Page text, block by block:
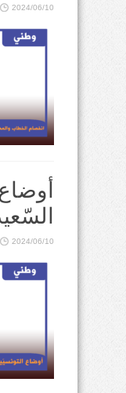
2024/06/10
2024/06/10